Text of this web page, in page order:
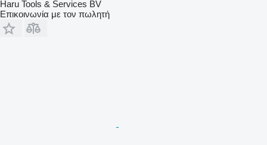
Haru Tools & Services BV
Επικοινωνία με τον πωλητή